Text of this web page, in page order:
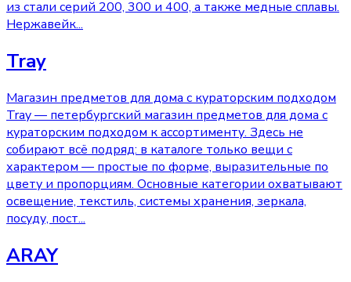
из стали серий 200, 300 и 400, а также медные сплавы.
Нержавейк...
Tray
Магазин предметов для дома с кураторским подходом
Tray — петербургский магазин предметов для дома с
кураторским подходом к ассортименту. Здесь не
собирают всё подряд: в каталоге только вещи с
характером — простые по форме, выразительные по
цвету и пропорциям. Основные категории охватывают
освещение, текстиль, системы хранения, зеркала,
посуду, пост...
ARAY